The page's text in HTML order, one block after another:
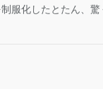
制服化したとたん、